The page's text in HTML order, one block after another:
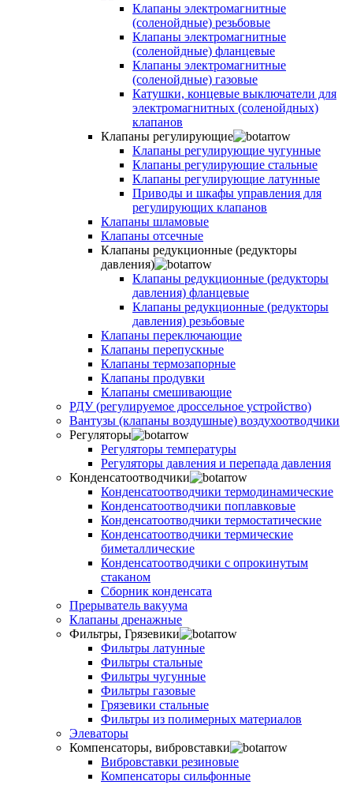
Клапаны электромагнитные
(соленойдные) резьбовые
Клапаны электромагнитные
(соленойдные) фланцевые
Клапаны электромагнитные
(соленойдные) газовые
Катушки, концевые выключатели для
электромагнитных (соленойдных)
клапанов
Клапаны регулирующие
Клапаны регулирующие чугунные
Клапаны регулирующие стальные
Клапаны регулирующие латунные
Приводы и шкафы управления для
регулирующих клапанов
Клапаны шламовые
Клапаны отсечные
Клапаны редукционные (редукторы
давления)
Клапаны редукционные (редукторы
давления) фланцевые
Клапаны редукционные (редукторы
давления) резьбовые
Клапаны переключающие
Клапаны перепускные
Клапаны термозапорные
Клапаны продувки
Клапаны смешивающие
РДУ (регулируемое дроссельное устройство)
Вантузы (клапаны воздушные) воздухоотводчики
Регуляторы
Регуляторы температуры
Регуляторы давления и перепада давления
Конденсатоотводчики
Конденсатоотводчики термодинамические
Конденсатоотводчики поплавковые
Конденсатоотводчики термостатические
Конденсатоотводчики термические
биметаллические
Конденсатоотводчики с опрокинутым
стаканом
Сборник конденсата
Прерыватель вакуума
Клапаны дренажные
Фильтры, Грязевики
Фильтры латунные
Фильтры стальные
Фильтры чугунные
Фильтры газовые
Грязевики стальные
Фильтры из полимерных материалов
Элеваторы
Компенсаторы, вибровставки
Вибровставки резиновые
Компенсаторы сильфонные